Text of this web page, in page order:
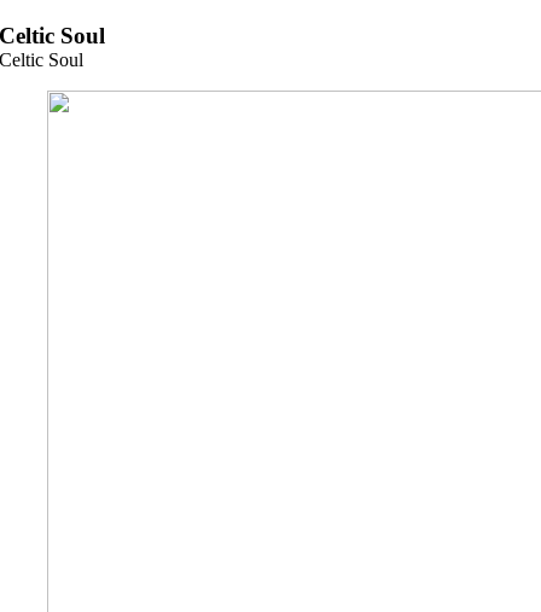
Zum
Inhalt
Celtic Soul
Celtic Soul